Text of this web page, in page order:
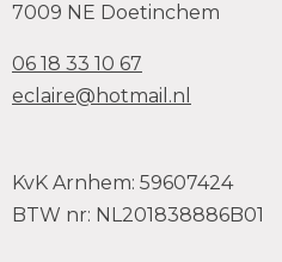
7009 NE Doetinchem
06 18 33 10 67
eclaire@hotmail.nl
KvK Arnhem: 59607424
BTW nr: NL201838886B01